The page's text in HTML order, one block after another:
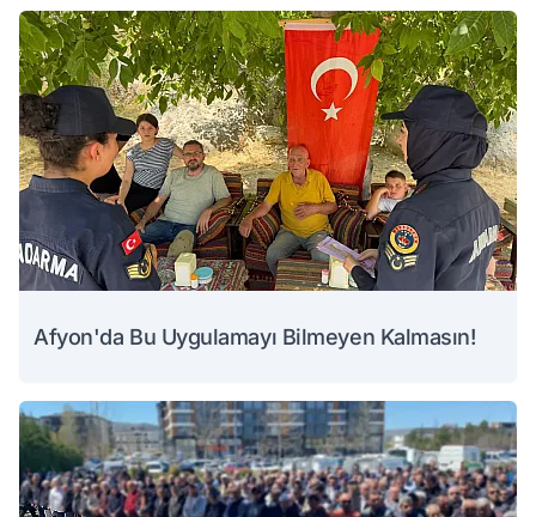
Afyon'da Bu Uygulamayı Bilmeyen Kalmasın!